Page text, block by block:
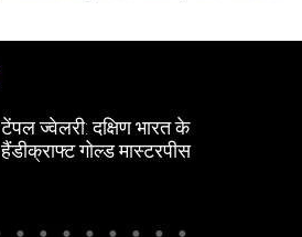
टेंपल ज्वेलरी: दक्षिण भारत के
हैंडीक्राफ्ट गोल्ड मास्टरपीस